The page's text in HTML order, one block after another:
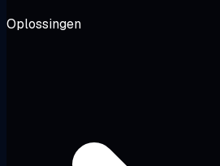
Oplossingen